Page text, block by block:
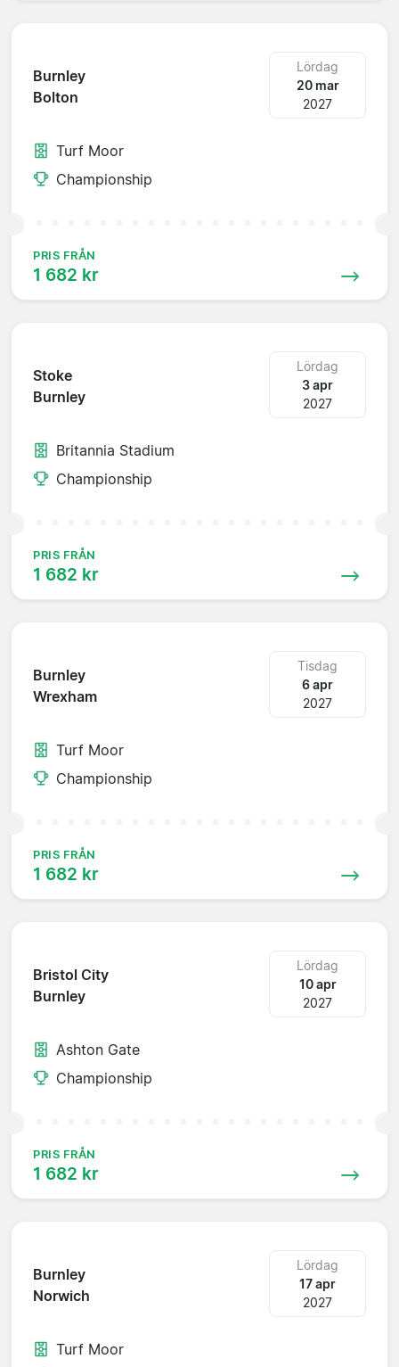
Burnley
Bolton
Lördag
20 mar
2027
Turf Moor
Championship
PRIS FRÅN
1 682 kr
Stoke
Burnley
Lördag
3 apr
2027
Britannia Stadium
Championship
PRIS FRÅN
1 682 kr
Burnley
Wrexham
Tisdag
6 apr
2027
Turf Moor
Championship
PRIS FRÅN
1 682 kr
Bristol City
Burnley
Lördag
10 apr
2027
Ashton Gate
Championship
PRIS FRÅN
1 682 kr
Burnley
Norwich
Lördag
17 apr
2027
Turf Moor